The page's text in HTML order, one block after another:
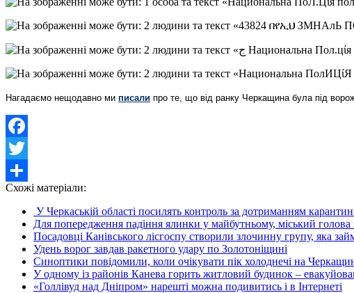
Нагадаємо нещодавно ми писали про те, що від ранку Черкащина була під
Facebook
Twitter
Share
Схожі матеріали:
У Черкаській області посилять контроль за дотриманням
Для попередження падіння ялинки у майбутньому, міський голова
Посадовці Канівського лісгоспу створили злочинну групу, яка
Удень ворог завдав ракетного удару по Золотоніщині
Синоптики повідомили, коли очікувати пік холоднечі на
У одному із районів Канева горить житловий будинок –
«Голлівуд над Дніпром» нарешті можна подивитись і в Інтернеті